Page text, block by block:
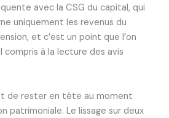
avec la CSG du capital, qui
uniquement les revenus du
et c’est un point que l’on
à la lecture des avis
de rester en tête au moment
patrimoniale. Le lissage sur deux